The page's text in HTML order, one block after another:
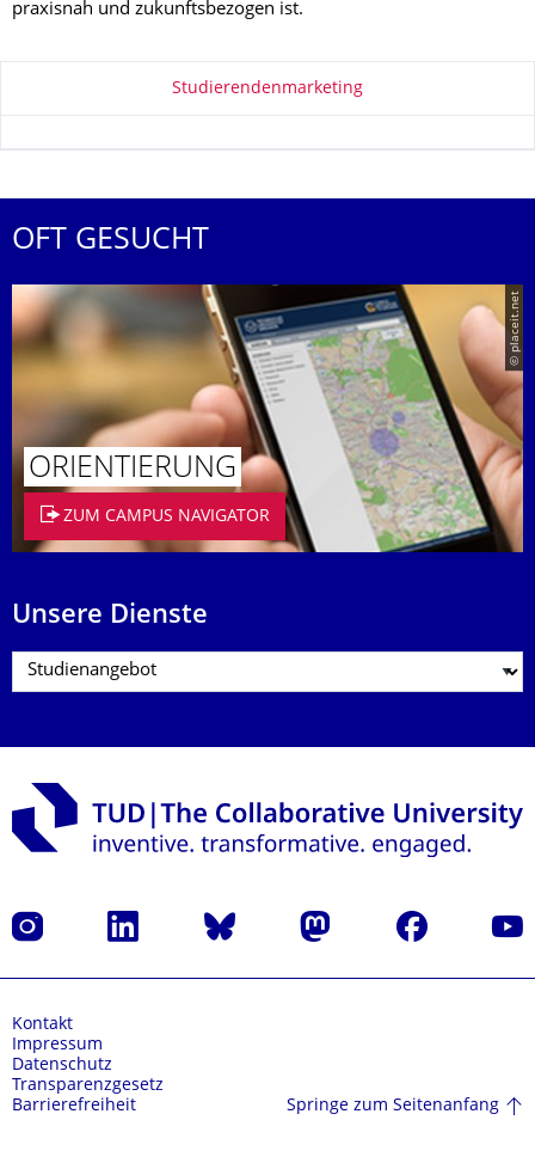
praxisnah und zukunftsbezogen ist.
Zu dieser SeiteStudierendenmarketing
OFT GESUCHT
© placeit.net
ORIENTIERUNG
ZUM CAMPUS NAVIGATOR
Unsere Dienste
Instagram LinkedIn Bluesky Mastodon Facebook
Kontakt
Impressum
Datenschutz
Transparenzgesetz
Barrierefreiheit
Springe zum Seitenanfang